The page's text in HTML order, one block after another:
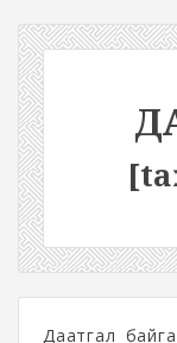
Даатгал